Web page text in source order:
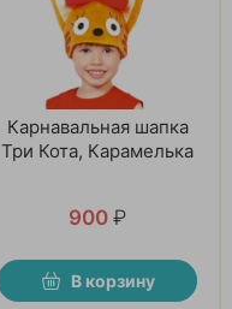
Карнавальная шапка
Три Кота, Карамелька
900 ₽
В корзину